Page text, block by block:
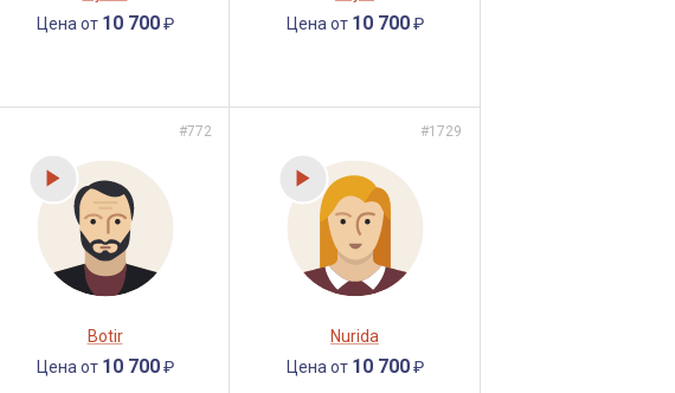
Цена от 10 700₽
Цена от 10 700₽
#772
Botir
Цена от 10 700₽
#1729
Nurida
Цена от 10 700₽